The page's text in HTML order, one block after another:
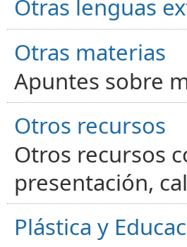
Otras lenguas
Otras materias
Apuntes sobre
Otros recursos
Otros recursos
presentación,
Plástica y